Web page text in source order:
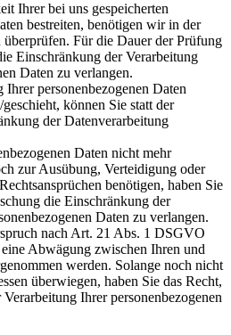
Ihrer bei uns gespeicherten
bestreiten, benötigen wir in der
Für die Dauer der Prüfung
Einschränkung der Verarbeitung
Daten zu verlangen.
Ihrer personenbezogenen Daten
können Sie statt der
der Datenverarbeitung
Daten nicht mehr
zur Ausübung, Verteidigung oder
benötigen, haben Sie
die Einschränkung der
Daten zu verlangen.
nach Art. 21 Abs. 1 DSGVO
Abwägung zwischen Ihren und
werden. Solange noch nicht
überwiegen, haben Sie das Recht,
Ihrer personenbezogenen